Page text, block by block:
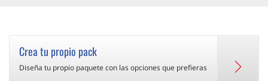
Crea tu propio pack
Diseña tu propio paquete con las opciones que prefieras